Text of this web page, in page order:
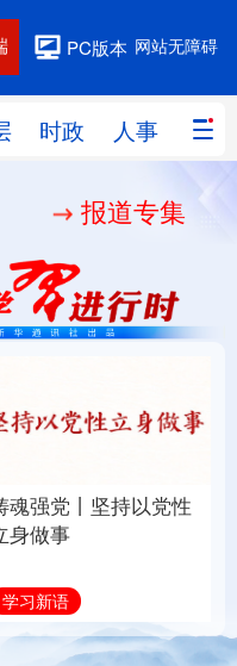
网站无障碍
PC版本
时政 人事 国际
人事
网评
球连线 教育
图片 政务
信息化 数字经济
报道专集
魂强党丨坚持以党性
身做事
学习新语